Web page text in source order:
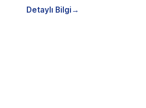
Detaylı Bilgi →